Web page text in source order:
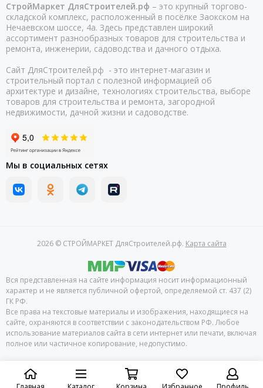
СтройМаркет ДляСтроителей.рф – это крупный торгово-
складской комплекс, расположенный в посёлке Заокском на
Нечаевском шоссе, 4а. Здесь представлен широкий
ассортимент разнообразных товаров для строительства и
ремонта, инженерии, садоводства и дачного отдыха.
Сайт ДляСтроителей.рф - это интернет-магазин и
строительный портал с полезной информацией об
архитектуре и дизайне, технологиях строительства, выборе
товаров для строительства и ремонта, загородной
недвижимости, дачной жизни и садоводстве.
Мы в социальных сетях
2026 © СТРОЙМАРКЕТ ДляСтроителей.рф. Карта сайта
Вся представленная на сайте информация носит информационный
характер и не является публичной офертой, определяемой ст. 437 (2)
ГК РФ.
Все права на текстовые материалы и изображения, находящиеся на
сайте, охраняются в соответствии с законодательством РФ. Любое
использование материалов сайта в сети интернет или печати, включая
полное или частичное копирование, недопустимо.